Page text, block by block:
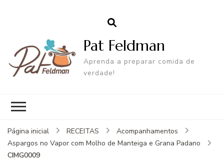
Pat Feldman
Aprenda a preparar comida de
verdade!
Página inicial RECEITAS
Acompanhamentos
Aspargos no Vapor com Molho de Manteiga e Grana Padano
CIMG0009